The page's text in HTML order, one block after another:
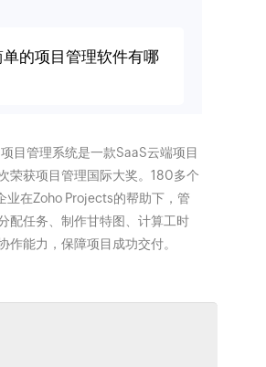
的项目管理软件有哪
目管理系统是一款SaaS云端项目
荣获项目管理国际大奖。180多个
业在Zoho Projects的帮助下，管
配任务、制作甘特图、计算工时
作能力，保障项目成功交付。